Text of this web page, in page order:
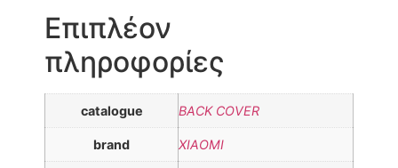
Επιπλέον
πληροφορίες
catalogue BACK COVER
brand XIAOMI